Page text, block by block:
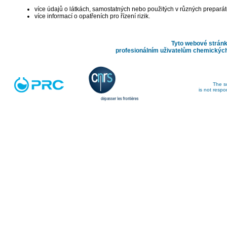
více údajů o látkách, samostatných nebo použitých v různých
více informací o opatřeních pro řízení rizik.
Tyto webové
profesionálním uživatelům
The
is not